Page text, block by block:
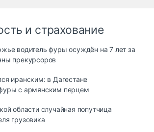
и страхование
водитель фуры осуждён на 7 лет за
прекурсоров
иранским: в Дагестане
с армянским перцем
области случайная попутчица
грузовика